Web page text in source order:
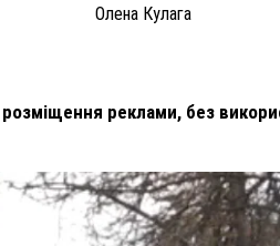
Олена Кулага
розміщення реклами, без